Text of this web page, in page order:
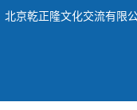
京乾正隆文化交流有限